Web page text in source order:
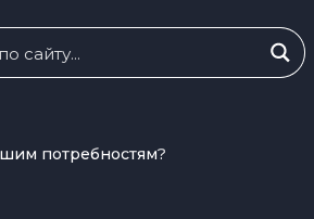
потребностям?